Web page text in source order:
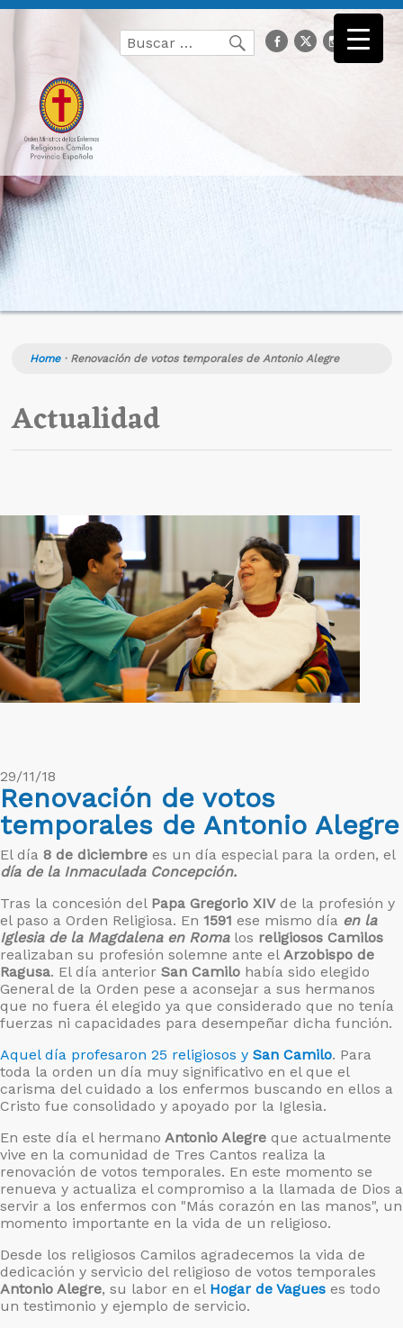
Buscar
por:
Buscarfacebook
Twitter
Home· Renovación de votos temporales de Antonio Alegre
Actualidad
29/11/18
Renovación de votos
temporales de Antonio Alegre
El día 8 de diciembre es un día especial para la orden, el
día de la Inmaculada Concepción.
Tras la concesión del Papa Gregorio XIVde la profesión y
el paso a Orden Religiosa. En 1591 ese mismo día en la
Iglesia de la Magdalena en Romalos religiosos Camilos
realizaban su profesión solemne ante el Arzobispo de
Ragusa. El día anterior San Camilo había sido elegido
General de la Orden pese a aconsejar a sus hermanos
que no fuera él elegido ya que considerado que no tenía
fuerzas ni capacidades para desempeñar dicha función.
Aquel día profesaron 25 religiosos y San Camilo. Para
toda la orden un día muy significativo en el que el
carisma del cuidado a los enfermos buscando en ellos a
Cristo fue consolidado y apoyado por la Iglesia.
En este día el hermano Antonio Alegre que actualmente
vive en la comunidad de Tres Cantos realiza la
renovación de votos temporales. En este momento se
renueva y actualiza el compromiso a la llamada de Dios a
servir a los enfermos con "Más corazón en las manos", un
momento importante en la vida de un religioso.
Desde los religiosos Camilos agradecemos la vida de
dedicación y servicio del religioso de votos temporales
Antonio Alegre, su labor en el Hogar de Vagues es todo
un testimonio y ejemplo de servicio.